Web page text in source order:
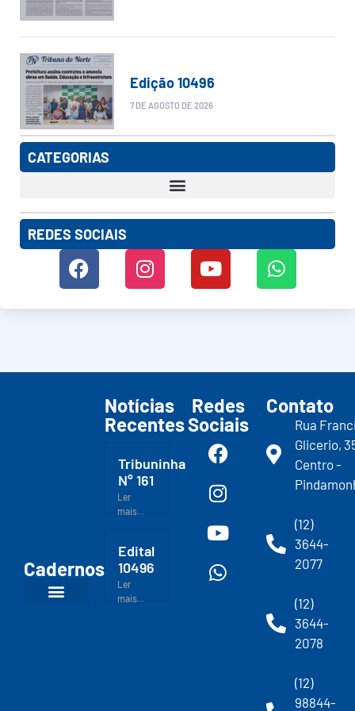
Edição 10496
7 DE AGOSTO DE 2026
CATEGORIAS
REDES SOCIAIS
Cadernos
Notícias
Recentes
Tribuninha
N° 161
Ler
mais...
Edital
10496
Ler
mais...
Redes
Sociais
Contato
Rua
Glicerio,
Centro -
(12)
3644-
2077
(12)
3644-
2078
(12)
98844-